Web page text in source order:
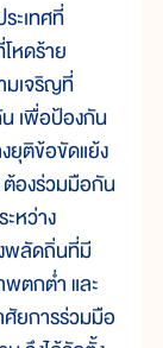
ะเทศที่
หดร้าย
มเจริญที่
เพื่อป้องกัน
ยุติข้อขัดแย้ง
ต้องร่วมมือกัน
หว่าง
พลัดถิ่นที่มี
ตกต่ำ และ
ยการร่วมมือ